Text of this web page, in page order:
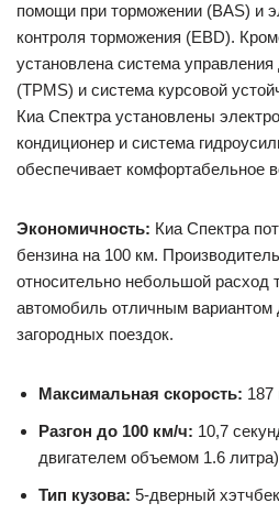
помощи при торможении (BAS) и
контроля торможения (EBD).
установлена система
(TPMS) и система курсовой
Киа Спектра установлены
кондиционер и система
обеспечивает комфортабельное
Экономичность: Киа Спектра
бензина на 100 км.
относительно небольшой расход
автомобиль отличным вариантом
загородных поездок.
Максимальная скорость: 187
Разгон до 100 км/ч: 10,7
двигателем объемом 1.6
Тип кузова: 5-дверный